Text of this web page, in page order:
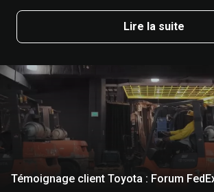
Lire la suite
Témoignage client Toyota : Forum